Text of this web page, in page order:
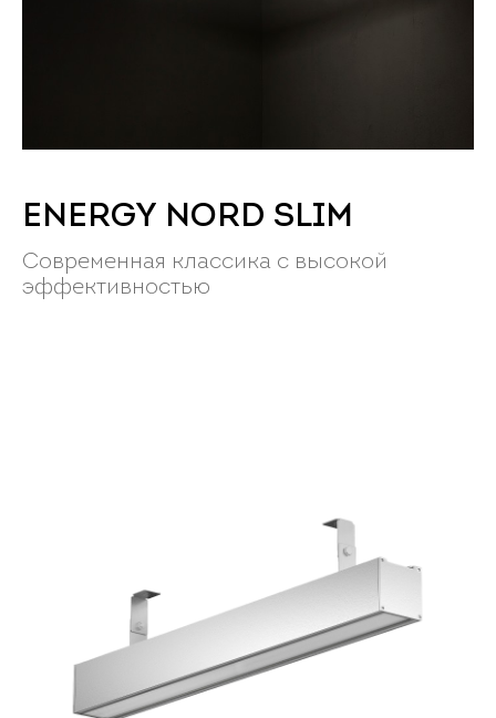
ENERGY NORD SLIM
Современная классика с высокой
эффективностью